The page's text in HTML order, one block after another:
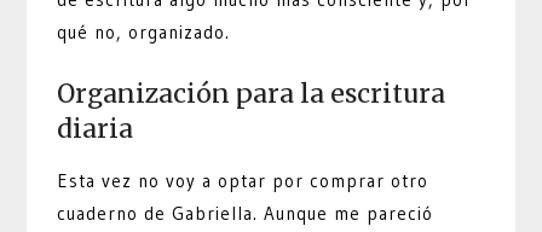
qué no, organizado.
Organización para la escritura
diaria
Esta vez no voy a optar por comprar otro
cuaderno de Gabriella. Aunque me pareció